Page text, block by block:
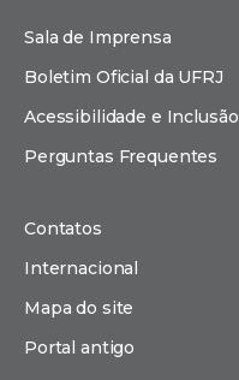
Sala de Imprensa
Boletim Oficial da UFRJ
Acessibilidade e Inclusão
Perguntas Frequentes
Contatos
Internacional
Mapa do site
Portal antigo